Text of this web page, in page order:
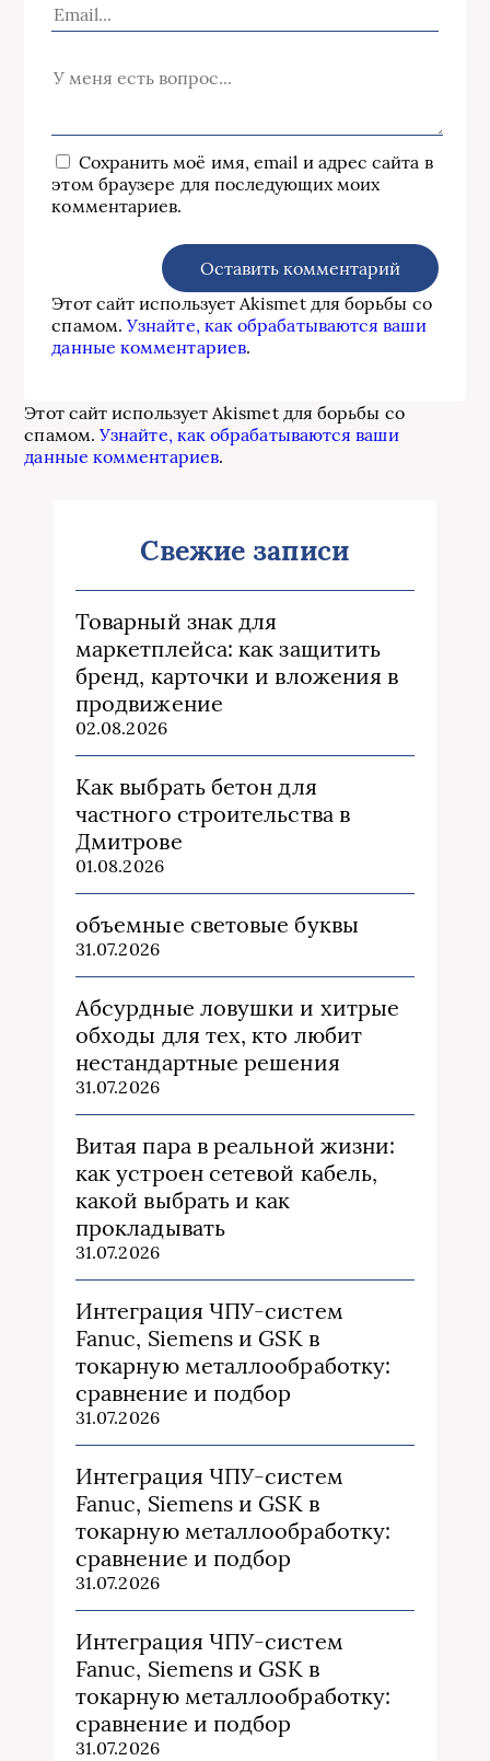
Сохранить моё имя, email и адрес сайта в
этом браузере для последующих моих
комментариев.
Этот сайт использует Akismet для борьбы со
спамом.Узнайте, как обрабатываются ваши
данные комментариев.
Этот сайт использует Akismet для борьбы со
спамом.Узнайте, как обрабатываются ваши
данные комментариев.
Свежие записи
Товарный знак для
маркетплейса: как защитить
бренд, карточки и вложения в
продвижение
02.08.2026
Как выбрать бетон для
частного строительства в
Дмитрове
01.08.2026
объемные световые буквы
31.07.2026
Абсурдные ловушки и хитрые
обходы для тех, кто любит
нестандартные решения
31.07.2026
Витая пара в реальной жизни:
как устроен сетевой кабель,
какой выбрать и как
прокладывать
31.07.2026
Интеграция ЧПУ-систем
Fanuc, Siemens и GSK в
токарную металлообработку:
сравнение и подбор
31.07.2026
Интеграция ЧПУ-систем
Fanuc, Siemens и GSK в
токарную металлообработку:
сравнение и подбор
31.07.2026
Интеграция ЧПУ-систем
Fanuc, Siemens и GSK в
токарную металлообработку:
сравнение и подбор
31.07.2026